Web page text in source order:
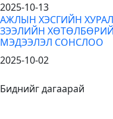
2025-10-13
АЖЛЫН ХЭСГИЙН
ЗЭЭЛИЙН
МЭДЭЭЛЭЛ СОНСЛОО
2025-10-02
Биднийг дагаарай